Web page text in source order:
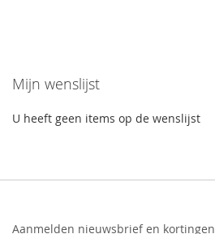
Mijn wenslijst
U heeft geen items op de wenslijst
Aanmelden nieuwsbrief en kortingen